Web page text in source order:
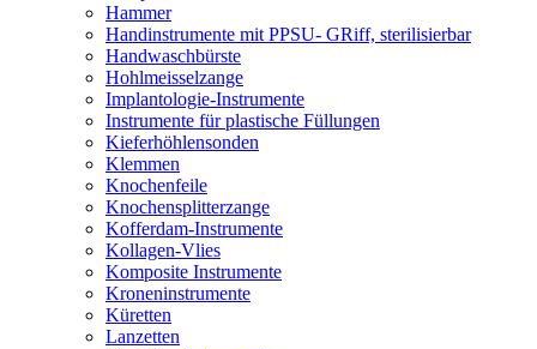
Hammer
Handinstrumente mit PPSU- GRiff, sterilisierbar
Handwaschbürste
Hohlmeisselzange
Implantologie-Instrumente
Instrumente für plastische Füllungen
Kieferhöhlensonden
Klemmen
Knochenfeile
Knochensplitterzange
Kofferdam-Instrumente
Kollagen-Vlies
Komposite Instrumente
Kroneninstrumente
Küretten
Lanzetten